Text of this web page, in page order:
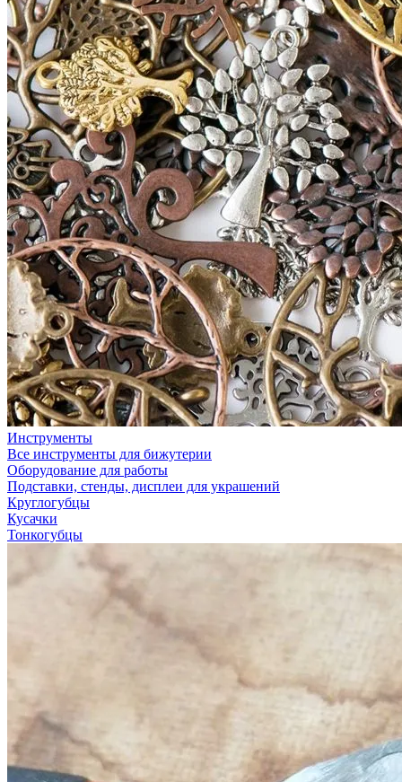
Инструменты
Все инструменты для бижутерии
Оборудование для работы
Подставки, стенды, дисплеи для украшений
Круглогубцы
Кусачки
Тонкогубцы